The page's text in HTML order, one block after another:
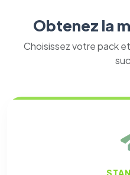
Obtenez la
Choisissez votre pack